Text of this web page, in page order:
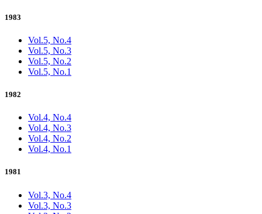
1983
Vol.5, No.4
Vol.5, No.3
Vol.5, No.2
Vol.5, No.1
1982
Vol.4, No.4
Vol.4, No.3
Vol.4, No.2
Vol.4, No.1
1981
Vol.3, No.4
Vol.3, No.3